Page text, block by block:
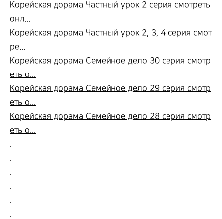
Корейская дорама Частный урок 2 серия смотреть
онл...
Корейская дорама Частный урок 2, 3, 4 серия смот
ре...
Корейская дорама Семейное дело 30 серия смотр
еть о...
Корейская дорама Семейное дело 29 серия смотр
еть о...
Корейская дорама Семейное дело 28 серия смотр
еть о...
.
.
.
.
.
.